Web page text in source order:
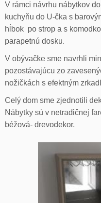
V rámci návrhu nábytkov
kuchyňu do U-čka s
hĺbok po strop a s
parapetnú dosku.
V obývačke sme navrhli
pozostávajúcu zo
nožičkách s efektným
Celý dom sme zjednotili
Nábytky sú v netradičnej
béžová- drevodekor.